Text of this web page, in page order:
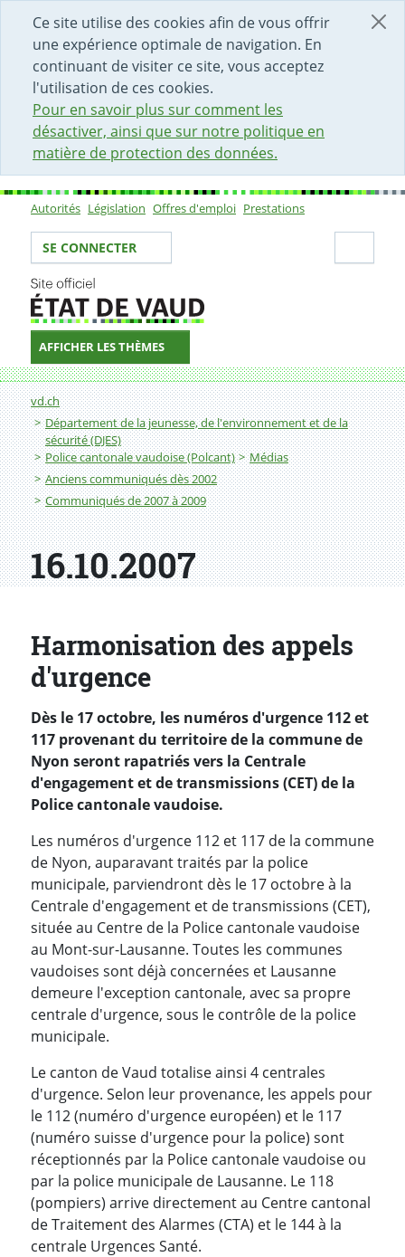
Ce site utilise des cookies afin de vous offrir
une expérience optimale de navigation. En
continuant de visiter ce site, vous acceptez
l'utilisation de ces cookies.
Pour en savoir plus sur comment les
désactiver, ainsi que sur notre politique en
matière de protection des données.
DÉBUT DU CONTENU DE LA PAGE
ACCÈS AU CHAMP DE RECHERCHE
PAGE D'ACCUEIL
FORMULAIRE DE CONTACT
Sous-navigation
Autorités Législation Offres d'emploi Prestations
Votre identité
SE CONNECTER
AFFICHER LES THÈMES
Fil d'Ariane
vd.ch
Département de la jeunesse, de l'environnement et de la
sécurité (DJES)
Police cantonale vaudoise (Polcant)
Médias
Anciens communiqués dès 2002
Communiqués de 2007 à 2009
16.10.2007
16.10.2007
Harmonisation des appels
d'urgence
Dès le 17 octobre, les numéros d'urgence 112 et
117 provenant du territoire de la commune de
Nyon seront rapatriés vers la Centrale
d'engagement et de transmissions (CET) de la
Police cantonale vaudoise.
Les numéros d'urgence 112 et 117 de la commune
de Nyon, auparavant traités par la police
municipale, parviendront dès le 17 octobre à la
Centrale d'engagement et de transmissions (CET),
située au Centre de la Police cantonale vaudoise
au Mont-sur-Lausanne. Toutes les communes
vaudoises sont déjà concernées et Lausanne
demeure l'exception cantonale, avec sa propre
centrale d'urgence, sous le contrôle de la police
municipale.
Le canton de Vaud totalise ainsi 4 centrales
d'urgence. Selon leur provenance, les appels pour
le 112 (numéro d'urgence européen) et le 117
(numéro suisse d'urgence pour la police) sont
réceptionnés par la Police cantonale vaudoise ou
par la police municipale de Lausanne. Le 118
(pompiers) arrive directement au Centre cantonal
de Traitement des Alarmes (CTA) et le 144 à la
centrale Urgences Santé.